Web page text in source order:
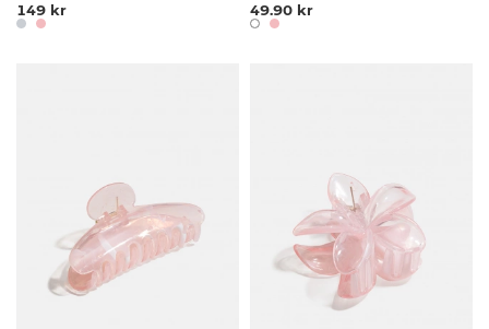
149 kr
49.90 kr